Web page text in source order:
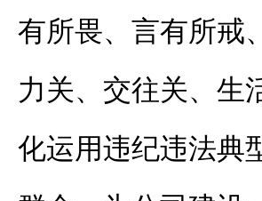
有所畏、言有所戒
力关、交往关、生
化运用违纪违法典